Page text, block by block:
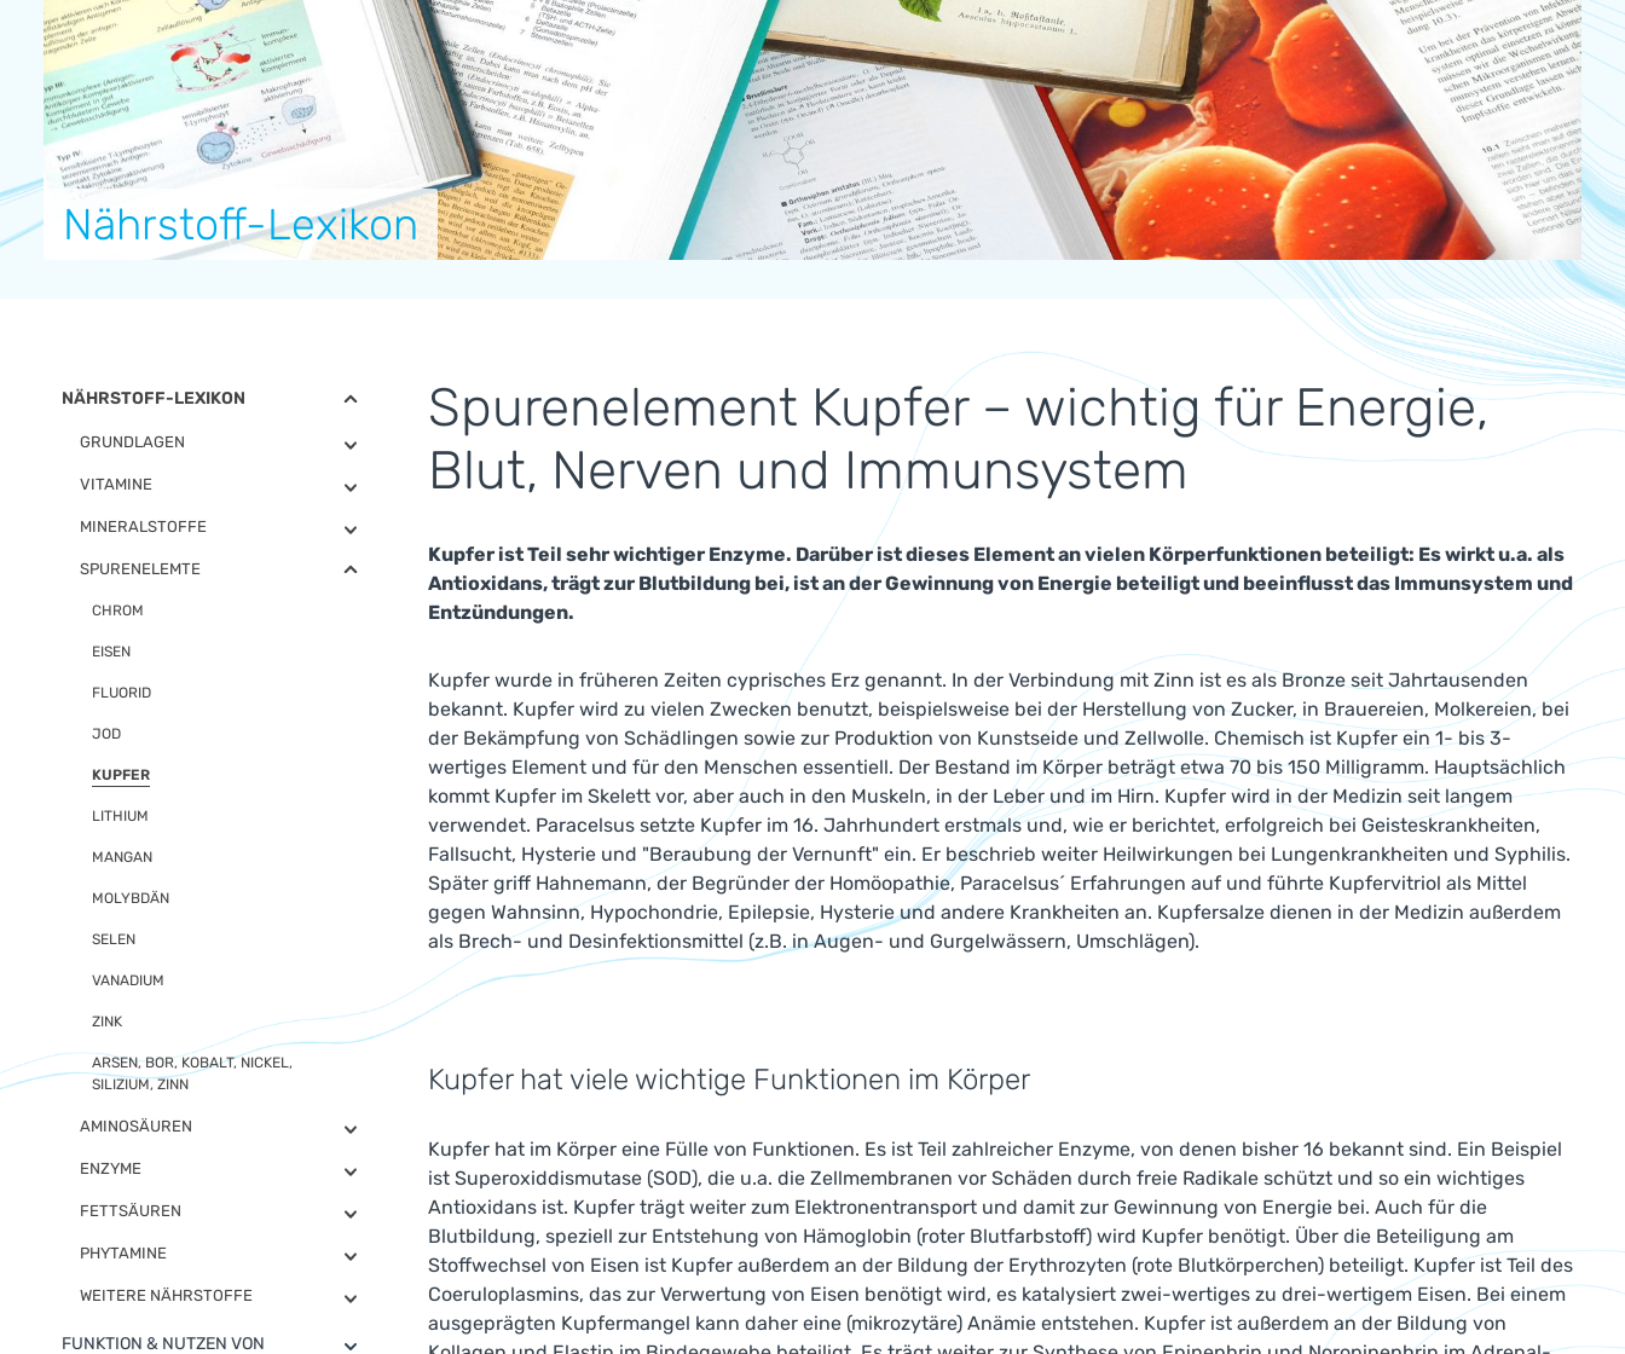
Nährstoff-Lexikon
NÄHRSTOFF-LEXIKON
GRUNDLAGEN
VITAMINE
MINERALSTOFFE
SPURENELEMTE
CHROM
EISEN
FLUORID
JOD
KUPFER
LITHIUM
MANGAN
MOLYBDÄN
SELEN
VANADIUM
ZINK
ARSEN, BOR, KOBALT, NICKEL,
SILIZIUM, ZINN
AMINOSÄUREN
ENZYME
FETTSÄUREN
PHYTAMINE
WEITERE NÄHRSTOFFE
FUNKTION & NUTZEN VON
Spurenelement Kupfer – wichtig für Energie,
Blut, Nerven und Immunsystem
Kupfer ist Teil sehr wichtiger Enzyme. Darüber ist dieses Element an vielen Körperfunktionen beteiligt: Es wirkt u.a. als
Antioxidans, trägt zur Blutbildung bei, ist an der Gewinnung von Energie beteiligt und beeinflusst das Immunsystem und
Entzündungen.
Kupfer wurde in früheren Zeiten cyprisches Erz genannt. In der Verbindung mit Zinn ist es als Bronze seit Jahrtausenden
bekannt. Kupfer wird zu vielen Zwecken benutzt, beispielsweise bei der Herstellung von Zucker, in Brauereien, Molkereien, bei
der Bekämpfung von Schädlingen sowie zur Produktion von Kunstseide und Zellwolle. Chemisch ist Kupfer ein 1- bis 3-
wertiges Element und für den Menschen essentiell. Der Bestand im Körper beträgt etwa 70 bis 150 Milligramm. Hauptsächlich
kommt Kupfer im Skelett vor, aber auch in den Muskeln, in der Leber und im Hirn. Kupfer wird in der Medizin seit langem
verwendet. Paracelsus setzte Kupfer im 16. Jahrhundert erstmals und, wie er berichtet, erfolgreich bei Geisteskrankheiten,
Fallsucht, Hysterie und "Beraubung der Vernunft" ein. Er beschrieb weiter Heilwirkungen bei Lungenkrankheiten und Syphilis.
Später griff Hahnemann, der Begründer der Homöopathie, Paracelsus´ Erfahrungen auf und führte Kupfervitriol als Mittel
gegen Wahnsinn, Hypochondrie, Epilepsie, Hysterie und andere Krankheiten an. Kupfersalze dienen in der Medizin außerdem
als Brech- und Desinfektionsmittel (z.B. in Augen- und Gurgelwässern, Umschlägen).
Kupfer hat viele wichtige Funktionen im Körper
Kupfer hat im Körper eine Fülle von Funktionen. Es ist Teil zahlreicher Enzyme, von denen bisher 16 bekannt sind. Ein Beispiel
ist Superoxiddismutase (SOD), die u.a. die Zellmembranen vor Schäden durch freie Radikale schützt und so ein wichtiges
Antioxidans ist. Kupfer trägt weiter zum Elektronentransport und damit zur Gewinnung von Energie bei. Auch für die
Blutbildung, speziell zur Entstehung von Hämoglobin (roter Blutfarbstoff) wird Kupfer benötigt. Über die Beteiligung am
Stoffwechsel von Eisen ist Kupfer außerdem an der Bildung der Erythrozyten (rote Blutkörperchen) beteiligt. Kupfer ist Teil des
Coeruloplasmins, das zur Verwertung von Eisen benötigt wird, es katalysiert zwei-wertiges zu drei-wertigem Eisen. Bei einem
ausgeprägten Kupfermangel kann daher eine (mikrozytäre) Anämie entstehen. Kupfer ist außerdem an der Bildung von